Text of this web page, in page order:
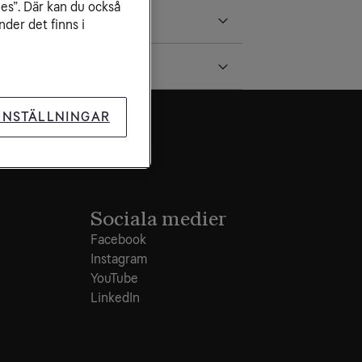
Sociala medier
Facebook
Instagram
YouTube
LinkedIn
Där kan du också
det finns i